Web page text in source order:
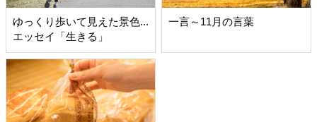
ゆっくり歩いて見えた景色...
エッセイ「生きる」
一言～11月の言葉